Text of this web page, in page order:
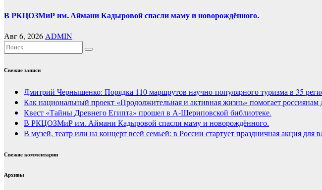
В РКЦОЗМиР им. Аймани Кадыровой спасли маму и новорождённого.
Авг 6, 2026 ADMIN
Свежие записи
Дмитрий Чернышенко: Порядка 110 маршрутов научно-популярного туризма в 35
Как национальный проект «Продолжительная и активная жизнь» помогает россиянам
Квест «Тайны Древнего Египта» прошел в А-Шериповской библиотеке.
В РКЦОЗМиР им. Аймани Кадыровой спасли маму и новорождённого.
В музей, театр или на концерт всей семьей: в России стартует праздничная акция
Свежие комментарии
Архивы